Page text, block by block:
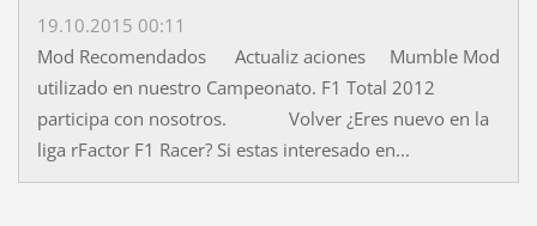
19.10.2015 00:11
Mod Recomendados Actualiz aciones Mumble Mod
utilizado en nuestro Campeonato. F1 Total 2012
participa con nosotros. Volver ¿Eres nuevo en la
liga rFactor F1 Racer? Si estas interesado en...